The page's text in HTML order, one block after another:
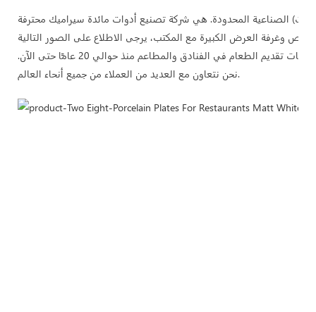
وهي ملتزمة بتزويد العملاء بخدمة الشراء الشاملة لمستلزمات تقديم الطعام في الفنادق والمطاعم منذ حوالي 20 عامًا حتى الآن.
نحن نتعاون مع العديد من العملاء من جميع أنحاء العالم.